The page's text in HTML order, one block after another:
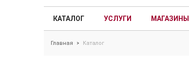
КАТАЛОГ УСЛУГИ МАГАЗИНЫ
Главная > Каталог